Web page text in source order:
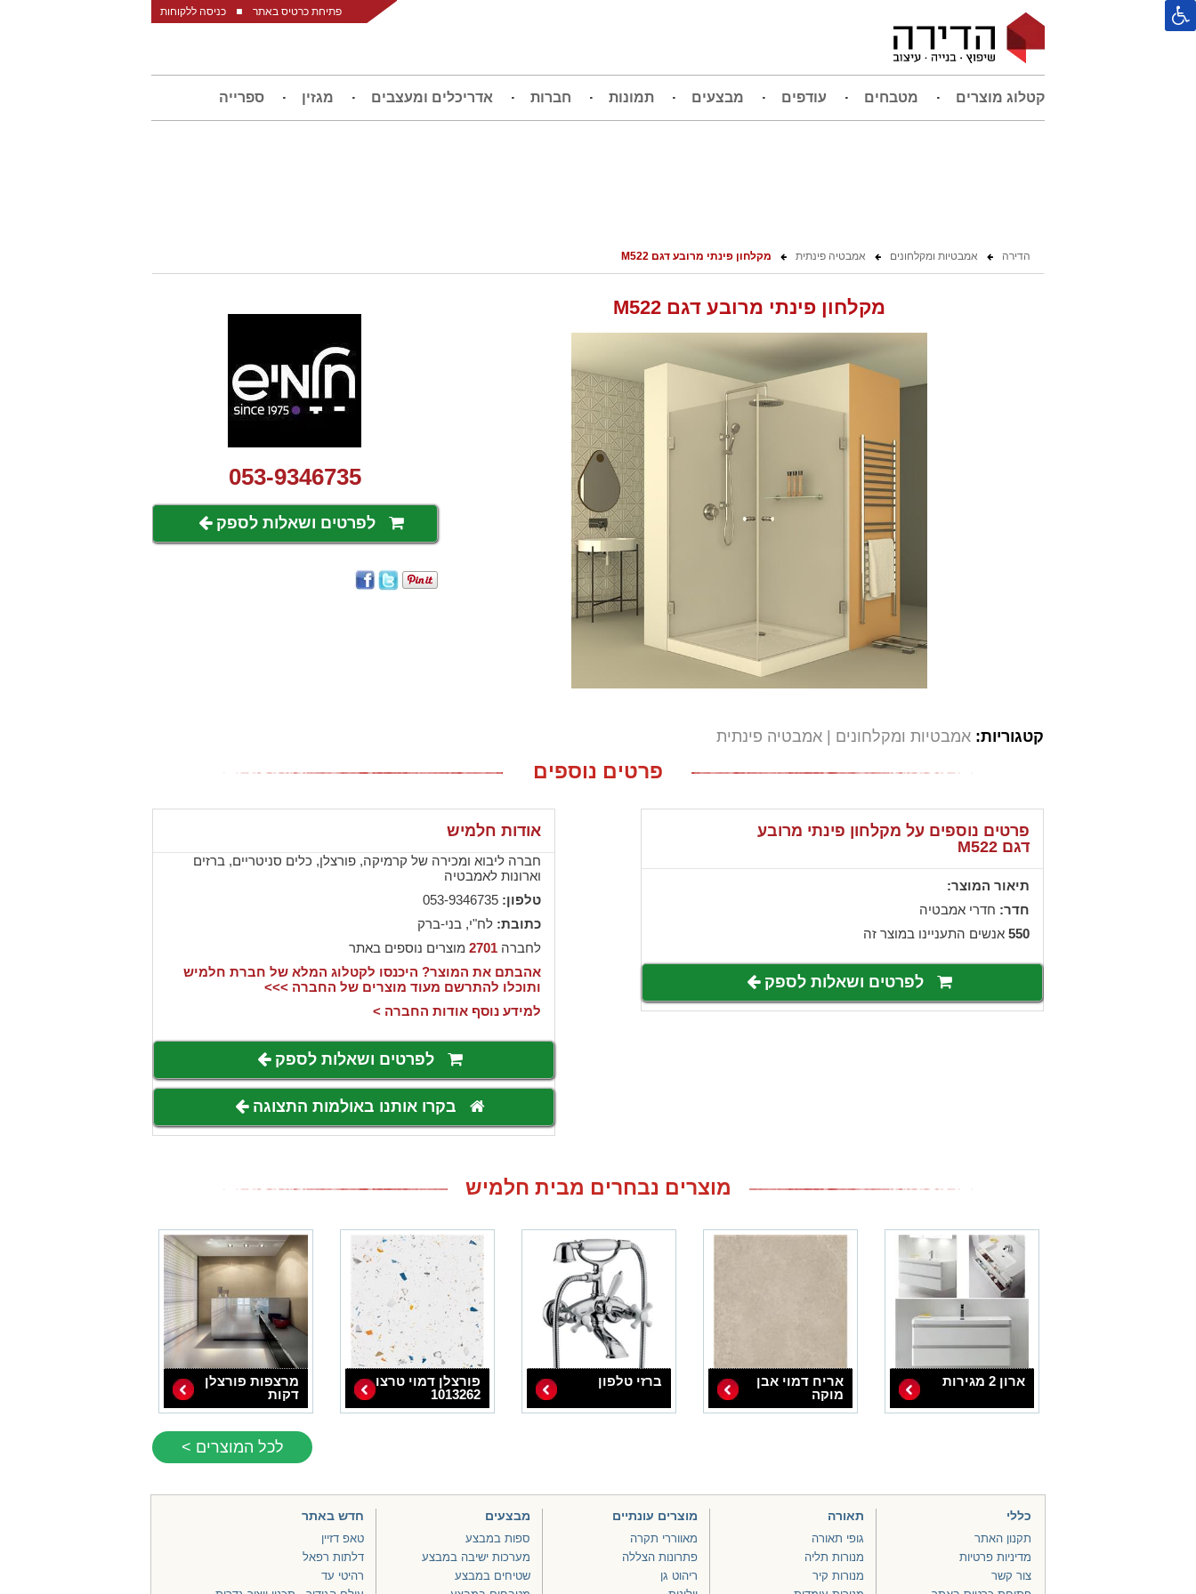
פתיחת כרטיס באתר כניסה ללקוחות
קטלוג מוצרים מטבחים עודפים מבצעים תמונות חברות אדריכלים ומעצבים מגזין ספרייה
הדירה אמבטיות ומקלחונים אמבטיה פינתית מקלחון פינתי מרובע דגם M522
מקלחון פינתי מרובע דגם M522
053-9346735
לפרטים ושאלות לספק
קטגוריות: אמבטיות ומקלחונים אמבטיה פינתית
פרטים נוספים
פרטים נוספים על מקלחון פינתי מרובע
דגם M522
תיאור המוצר:
חדר: חדרי אמבטיה
550 אנשים התעניינו במוצר זה
לפרטים ושאלות לספק
אודות חלמיש
חברה ליבוא ומכירה של קרמיקה, פורצלן, כלים סניטריים, ברזים
וארונות לאמבטיה
טלפון:053-9346735
כתובת:לח"י, בני-ברק
לחברה2701 מוצרים נוספים באתר
אהבתם את המוצר? היכנסו לקטלוג המלא של חברת חלמיש
ותוכלו להתרשם מעוד מוצרים של החברה >>>
למידע נוסף אודות החברה >
לפרטים ושאלות לספק
בקרו אותנו באולמות התצוגה
מוצרים נבחרים מבית חלמיש
ארון 2 מגירות
אריח דמוי אבן
מוקה
ברזי טלפון
פורצלן דמוי טרצו
1013262
מרצפות פורצלן
דקות
לכל המוצרים >
כללי
תקנון האתר
מדיניות פרטיות
צור קשר
תאורה
גופי תאורה
מנורות תליה
מנורות קיר
מוצרים עונתיים
מאווררי תקרה
פתרונות הצללה
ריהוט גן
מבצעים
ספות במבצע
מערכות ישיבה במבצע
שטיחים במבצע
חדש באתר
טאפ דזיין
דלתות רפאל
רהיטי עד